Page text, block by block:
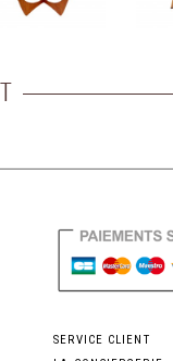
SERVICE CLIENT